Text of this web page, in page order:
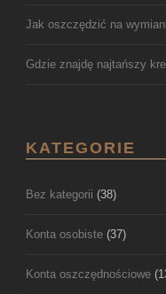
Jak oszczędzić na
Gdzie znajdę najtańszy
KATEGORIE
Bez kategorii (38)
Konta osobiste (37)
Konta oszczędnościowe